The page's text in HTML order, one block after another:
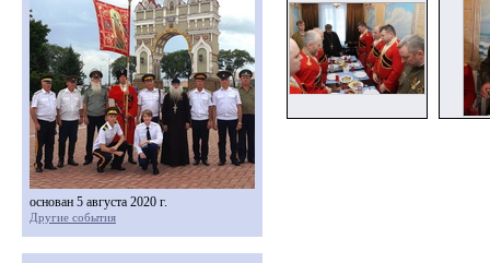
основан 5 августа 2020 г.
Другие события